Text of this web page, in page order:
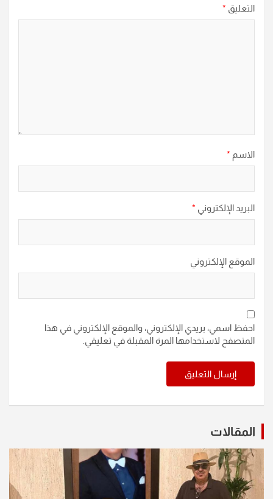
التعليق *
الاسم *
البريد الإلكتروني *
الموقع الإلكتروني
احفظ اسمي، بريدي الإلكتروني، والموقع الإلكتروني في هذا
المتصفح لاستخدامها المرة المقبلة في تعليقي.
المقالات